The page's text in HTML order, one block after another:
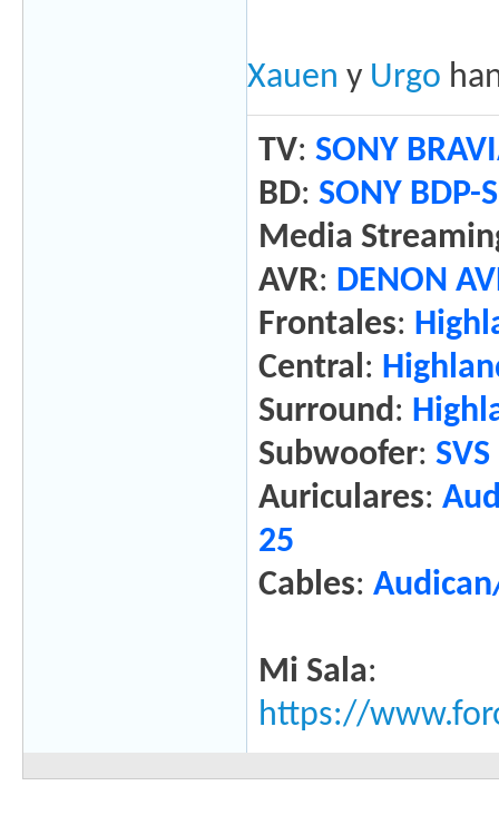
Xauen y Urgo
TV: SONY
BD: SONY BDP-
Media
AVR: DENON
Frontales:
Central:
Surround:
Subwoofer:
Auriculares:
25
Cables:
Mi Sala:
https://